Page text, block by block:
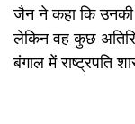
जैन ने कहा कि उनकी
लेकिन वह कुछ
बंगाल में राष्ट्रपति